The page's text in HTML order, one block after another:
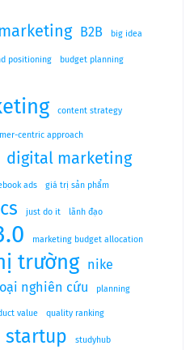
B2B big idea
positioning budget planning
content strategy
centric approach
digital marketing
ads giá trị sản phẩm
just do it lãnh đạo
marketing budget allocation
trường
nike
nghiên cứu planning
value quality ranking
startup studyhub